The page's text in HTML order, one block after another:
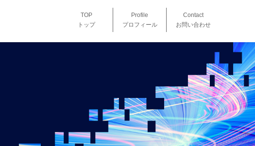
TOP
トップ
Profile
プロフィール
Contact
お問い合わせ